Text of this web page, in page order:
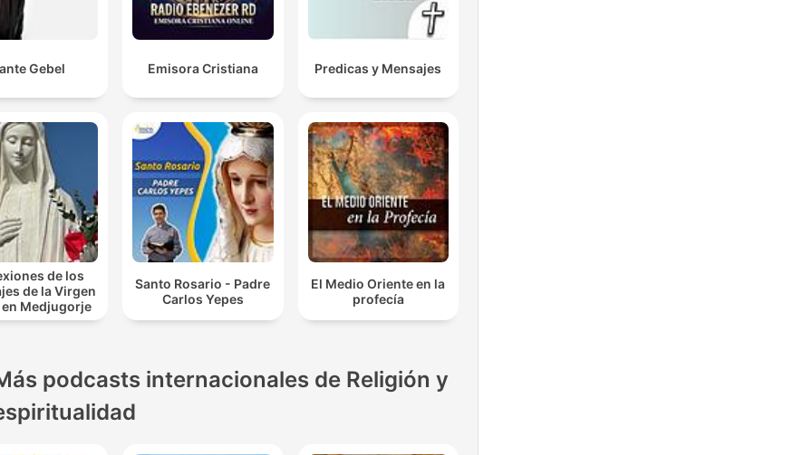
Gebel Emisora Cristiana Predicas y Mensajes
de los
de la Virgen
Medjugorje
Santo Rosario - Padre
Carlos Yepes
El Medio Oriente en la
profecía
podcasts internacionales de Religión y